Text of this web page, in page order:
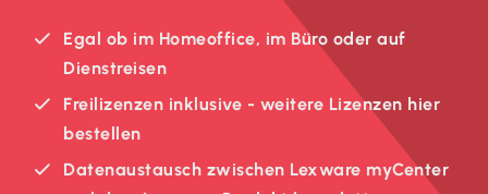
Egal ob im Homeoffice, im Büro oder auf
Dienstreisen
Freilizenzen inklusive - weitere Lizenzen hier
bestellen
Datenaustausch zwischen Lexware myCenter